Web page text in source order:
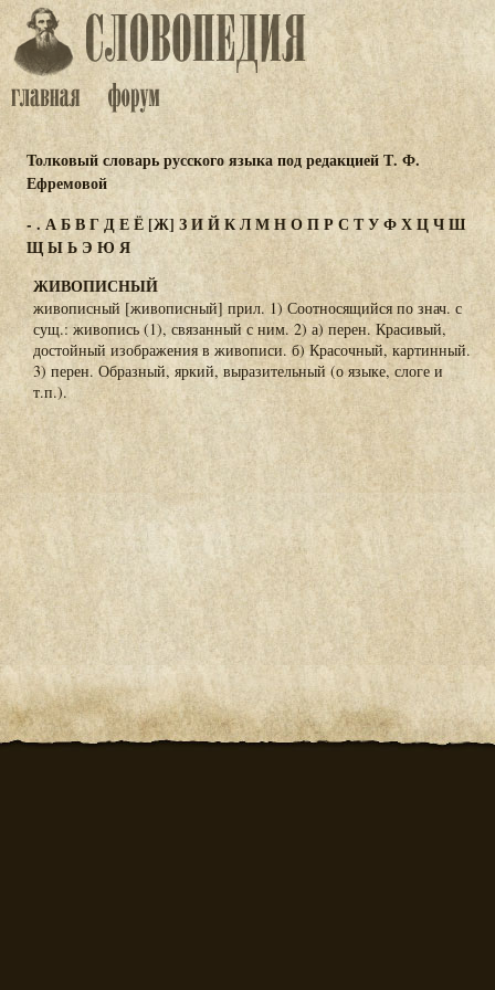
Толковый словарь русского языка под редакцией Т. Ф.
Ефремовой
- . АБВГДЕЁ [Ж] ЗИЙКЛМНОПРС ТУФХЦЧШ
ЩЫЬЭ ЮЯ
ЖИВОПИСНЫЙ
живописный [живописный] прил. 1) Соотносящийся по знач. с
сущ.: живопись (1), связанный с ним. 2) а) перен. Красивый,
достойный изображения в живописи. б) Красочный, картинный.
3) перен. Образный, яркий, выразительный (о языке, слоге и
т.п.).